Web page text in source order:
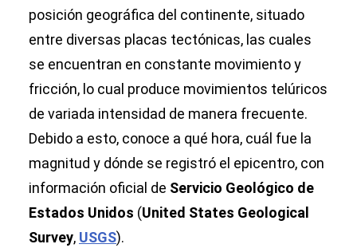
posición geográfica del continente, situado
entre diversas placas tectónicas, las cuales
se encuentran en constante movimiento y
fricción, lo cual produce movimientos telúricos
de variada intensidad de manera frecuente.
Debido a esto, conoce a qué hora, cuál fue la
magnitud y dónde se registró el epicentro, con
información oficial de Servicio Geológico de
Estados Unidos (United States Geological
Survey, USGS).